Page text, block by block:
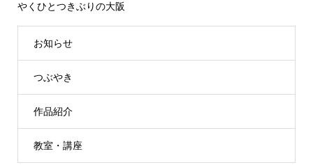
やくひとつきぶりの大阪
お知らせ
つぶやき
作品紹介
教室・講座